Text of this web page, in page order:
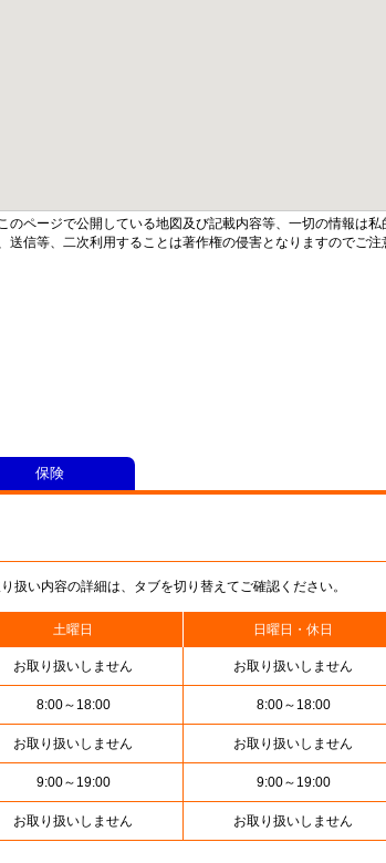
のページで公開している地図及び記載内容等、一切の情報は
送信等、二次利用することは著作権の侵害となりますのでご注
い内容の詳細は、タブを切り替えてご確認ください。
土曜日 日曜日・休日
お取り扱いしません お取り扱いしません
8:00～18:00 8:00～18:00
お取り扱いしません お取り扱いしません
9:00～19:00 9:00～19:00
お取り扱いしません お取り扱いしません
保険